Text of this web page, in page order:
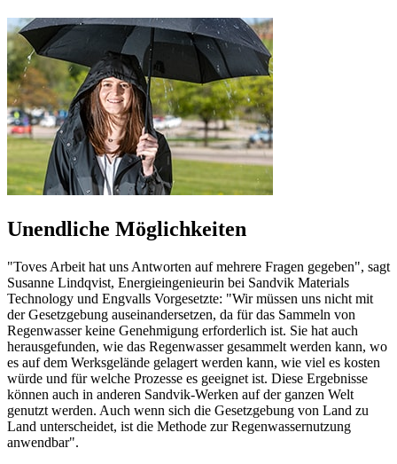
Unendliche Möglichkeiten
"Toves Arbeit hat uns Antworten auf mehrere Fragen gegeben", sagt
Susanne Lindqvist, Energieingenieurin bei Sandvik Materials
Technology und Engvalls Vorgesetzte: "Wir müssen uns nicht mit
der Gesetzgebung auseinandersetzen, da für das Sammeln von
Regenwasser keine Genehmigung erforderlich ist. Sie hat auch
herausgefunden, wie das Regenwasser gesammelt werden kann, wo
es auf dem Werksgelände gelagert werden kann, wie viel es kosten
würde und für welche Prozesse es geeignet ist. Diese Ergebnisse
können auch in anderen Sandvik-Werken auf der ganzen Welt
genutzt werden. Auch wenn sich die Gesetzgebung von Land zu
Land unterscheidet, ist die Methode zur Regenwassernutzung
anwendbar".